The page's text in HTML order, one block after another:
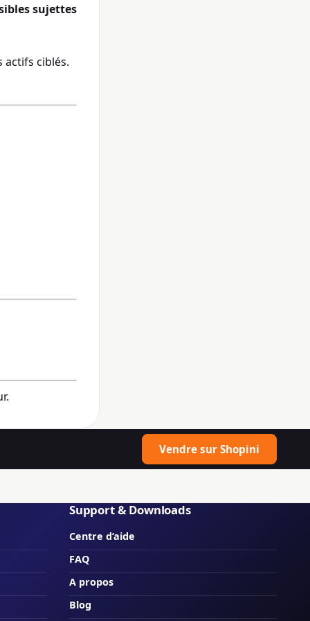
sujettes
actifs ciblés.
Vendre sur Shopini
Support & Downloads
Centre d’aide
FAQ
A propos
Blog